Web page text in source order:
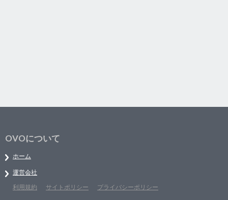
OVOについて
ホーム
運営会社
利用規約
サイトポリシー プライバシーポリシー